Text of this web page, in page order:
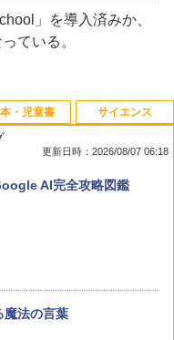
」を導入済みか、
ている。
更新日時：2026/08/07 06:18
AI完全攻略図鑑
魔法の言葉
・児童書 サイエンス